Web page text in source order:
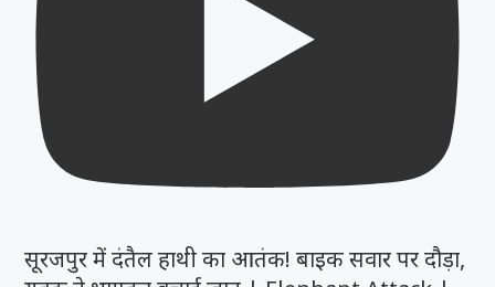
सूरजपुर में दंतैल हाथी का आतंक! बाइक सवार पर दौड़ा,